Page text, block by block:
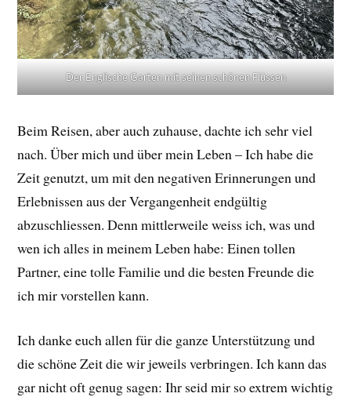
Der Englische Garten mit seinen schönen Flüssen
Beim Reisen, aber auch zuhause, dachte ich sehr viel
nach. Über mich und über mein Leben – Ich habe die
Zeit genutzt, um mit den negativen Erinnerungen und
Erlebnissen aus der Vergangenheit endgültig
abzuschliessen. Denn mittlerweile weiss ich, was und
wen ich alles in meinem Leben habe: Einen tollen
Partner, eine tolle Familie und die besten Freunde die
ich mir vorstellen kann.
Ich danke euch allen für die ganze Unterstützung und
die schöne Zeit die wir jeweils verbringen. Ich kann das
gar nicht oft genug sagen: Ihr seid mir so extrem wichtig